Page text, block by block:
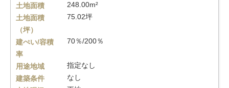
土地面積
248.00m²
土地面積
（坪）
75.02坪
建ぺい/容積
率
70％/200％
用途地域
指定なし
建築条件
なし